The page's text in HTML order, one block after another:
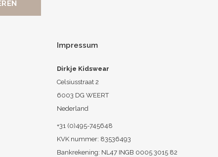
Impressum
Dirkje Kidswear
Celsiusstraat 2
6003 DG WEERT
Nederland
+31 (0)495-745648
KVK nummer: 83536493
Bankrekening: NL47 INGB 0005 3015 82